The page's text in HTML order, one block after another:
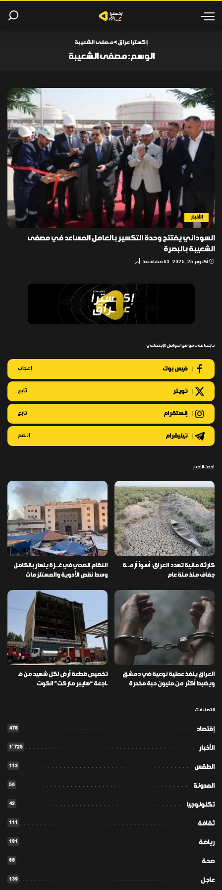
إكسترا عراق>مصفى الشعيبة
الوسم:مصفى الشعيبة
الأخبار
السوداني يفتتح وحدة التكسير بالعامل المساعد في مصفى
الشعيبة بالبصرة
أكتوبر 25, 2025 63 مشاهدة
تابعنا على مواقع التواصل الإجتماعي
فيس بوك إعجاب
تويتر تابع
إنستقرام تابع
تيليقرام إنضم
أحدث الأخبار
كارثة مائية تهدد العراق: أسوأ أزمـ ـة
جفاف منذ مئة عام
النظام الصحي في غـ ـزة ينهار بالكامل
وسط نقص الأدوية والمستلزمات
العراق ينفذ عملية نوعية في دمشق
ويضبط أكثر من مليون حبة مخدرة
تخصيص قطعة أرض لكل شهيد من فـ
ـاجعة “هايبر ماركت” الكوت
التصنيفات
إقتصاد 478
الأخبار 1٬725
الطقس 113
المدونة 56
تكنولوجيا 42
ثقافة 111
رياضة 181
صحة 68
عاجل 139